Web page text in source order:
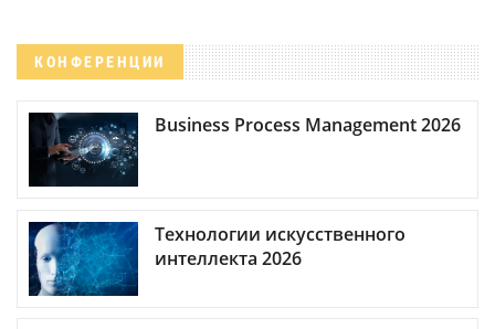
КОНФЕРЕНЦИИ
Business Process Management 2026
Технологии искусственного
интеллекта 2026